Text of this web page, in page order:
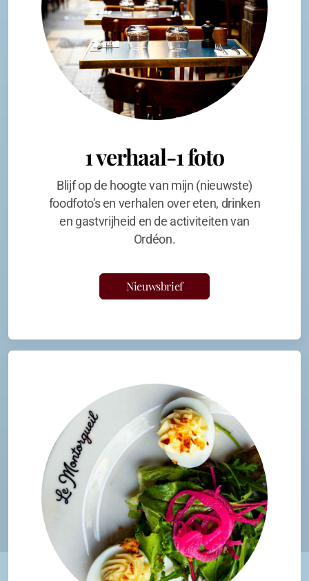
1 verhaal-1 foto
Blijf op de hoogte van mijn (nieuwste)
foodfoto's en verhalen over eten, drinken
en gastvrijheid en de activiteiten van
Ordéon.
Nieuwsbrief